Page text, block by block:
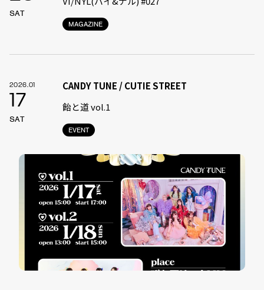
SAT
MAGAZINE
2026.01
17
SAT
EVENT
CANDY TUNE / CUTIE STREET
飴と道 vol.1